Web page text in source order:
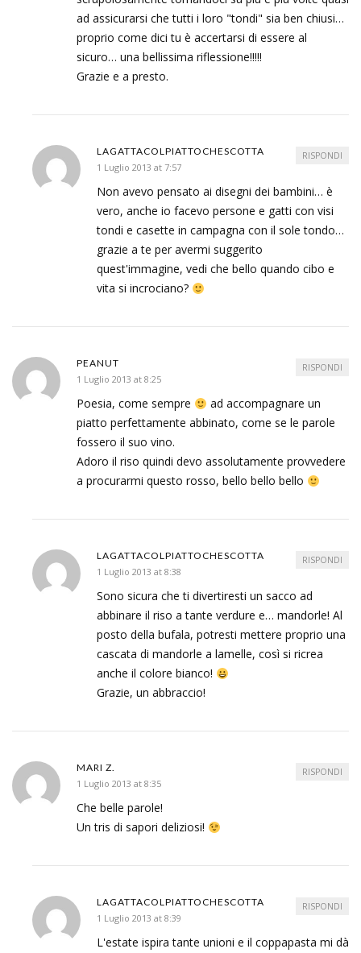
ad assicurarsi che tutti i loro "tondi" sia ben chiusi…
proprio come dici tu è accertarsi di essere al
sicuro… una bellissima riflessione!!!!!
Grazie e a presto.
LAGATTACOLPIATTOCHESCOTTA
1 Luglio 2013 at 7:57
Non avevo pensato ai disegni dei bambini… è
vero, anche io facevo persone e gatti con visi
tondi e casette in campagna con il sole tondo…
grazie a te per avermi suggerito
quest'immagine, vedi che bello quando cibo e
vita si incrociano?
RISPONDI
PEANUT
1 Luglio 2013 at 8:25
Poesia, come sempre
ad accompagnare un
piatto perfettamente abbinato, come se le parole
fossero il suo vino.
Adoro il riso quindi devo assolutamente provvedere
a procurarmi questo rosso, bello bello bello
RISPONDI
LAGATTACOLPIATTOCHESCOTTA
1 Luglio 2013 at 8:38
Sono sicura che ti divertiresti un sacco ad
abbinare il riso a tante verdure e… mandorle! Al
posto della bufala, potresti mettere proprio una
cascata di mandorle a lamelle, così si ricrea
anche il colore bianco!
Grazie, un abbraccio!
RISPONDI
MARI Z.
1 Luglio 2013 at 8:35
Che belle parole!
Un tris di sapori deliziosi!
RISPONDI
LAGATTACOLPIATTOCHESCOTTA
1 Luglio 2013 at 8:39
L'estate ispira tante unioni e il coppapasta mi dà
RISPONDI